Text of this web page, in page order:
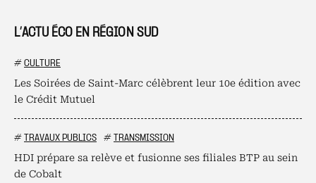
L’ACTU ÉCO EN RÉGION SUD
# CULTURE
Les Soirées de Saint-Marc célèbrent leur 10e édition avec
le Crédit Mutuel
# TRAVAUX PUBLICS # TRANSMISSION
HDI prépare sa relève et fusionne ses filiales BTP au sein
de Cobalt